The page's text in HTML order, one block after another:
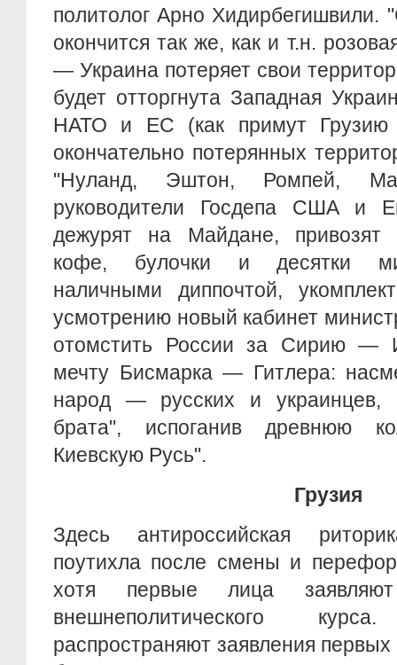
политолог Арно Хидирбегишвили.
окончится так же, как и т.н.
— Украина потеряет свои
будет отторгнута Западная
НАТО и ЕС (как примут Грузию
окончательно потерянных
"Нуланд, Эштон, Ромпей,
руководители Госдепа США и
дежурят на Майдане, привозят
кофе, булочки и десятки
наличными диппочтой,
усмотрению новый кабинет
отомстить России за Сирию —
мечту Бисмарка — Гитлера:
народ — русских и украинцев,
брата", испоганив древнюю
Киевскую Русь".
Грузия
Здесь антироссийская
поутихла после смены и
хотя первые лица
внешнеполитического
распространяют заявления